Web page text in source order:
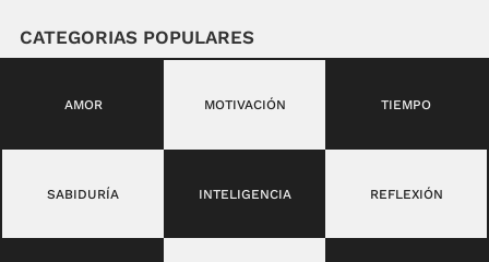
CATEGORIAS POPULARES
AMOR MOTIVACIÓN TIEMPO
SABIDURÍA INTELIGENCIA REFLEXIÓN